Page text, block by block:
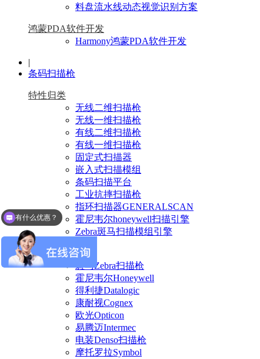
料盘流水线动态视觉识别方案
鸿蒙PDA软件开发
Harmony鸿蒙PDA软件开发
|
条码扫描枪
特性归类
无线二维扫描枪
无线一维扫描枪
有线二维扫描枪
有线一维扫描枪
固定式扫描器
嵌入式扫描模组
条码扫描平台
工业抗摔扫描枪
指环扫描器GENERALSCAN
霍尼韦尔honeywell扫描引擎
Zebra斑马扫描模组引擎
进口品牌
斑马Zebra扫描枪
霍尼韦尔Honeywell
得利捷Datalogic
康耐视Cognex
欧光Opticon
易腾迈Intermec
电装Denso扫描枪
摩托罗拉Symbol
可以介绍下你们的产品么？
有什么优惠？